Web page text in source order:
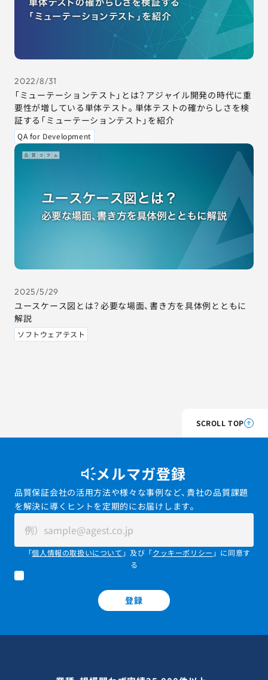
2022/8/31
「ミューテーションテスト」とは？アジャイル開発の時代に重
要性が増している単体テスト。単体テストの確からしさを検
証する「ミューテーションテスト」を紹介
QA for Development
2025/5/29
ユースケース図とは？必要な場面、書き方を具体例とともに
解説
ソフトウェアテスト
SCROLL TOP
メルマガ登録
品質保証会社の活用方法や様々な事例など、貴社の品質課題
を解決に導くヒントを定期的にお届けします。
「個人情報の取扱いについて 」及び「クッキーポリシー 」に同意す
る
登録